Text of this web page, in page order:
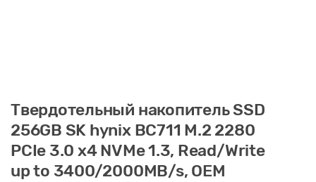
Твердотельный накопитель SSD
256GB SK hynix BC711 M.2 2280
PCIe 3.0 x4 NVMe 1.3, Read/Write
up to 3400/2000MB/s, OEM